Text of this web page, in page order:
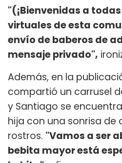
"(¡Bienvenidas a
virtuales de esta
envío de baberos de
mensaje privado",
Además, en la
compartió un carrusel
y Santiago se
hija con una sonrisa de
rostros. "Vamos a ser
bebita mayor está